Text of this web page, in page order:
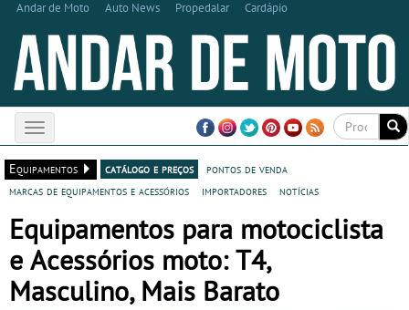
Andar de Moto Auto News Propedalar Cardápio
Toggle
navigation
Equipamentos
catálogo e preços
pontos de venda
marcas de equipamentos e acessórios
importadores notícias
Equipamentos para motociclista
e Acessórios moto: T4,
Masculino, Mais Barato